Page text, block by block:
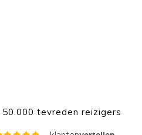
tevreden reizigers